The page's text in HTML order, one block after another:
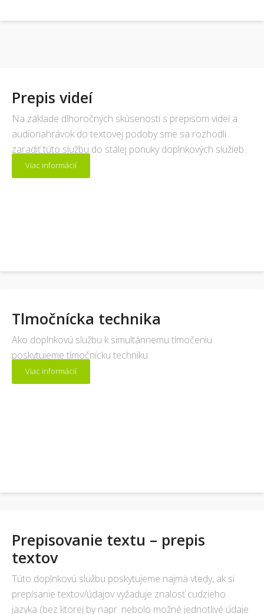
Prepis videí
Na základe dlhoročných skúseností s prepisom videí a
audionahrávok do textovej podoby sme sa rozhodli
zaradiť túto službu do stálej ponuky doplnkových služieb.
Viac informácií
Tlmočnícka technika
Ako doplnkovú službu k simultánnemu tlmočeniu
poskytujeme tlmočnícku techniku.
Viac informácií
Prepisovanie textu – prepis
textov
Túto doplnkovú službu poskytujeme najmä vtedy, ak si
prepísanie textov/údajov vyžaduje znalosť cudzieho
jazyka (bez ktorej by napr. nebolo možné jednotlivé údaje